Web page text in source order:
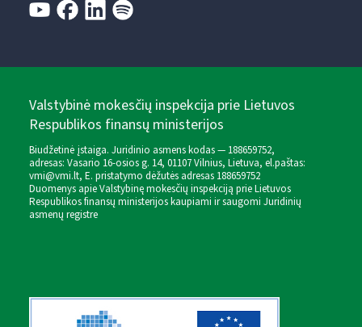
Valstybinė mokesčių inspekcija prie Lietuvos
Respublikos finansų ministerijos
Biudžetinė įstaiga. Juridinio asmens kodas — 188659752,
adresas: Vasario 16-osios g. 14, 01107 Vilnius, Lietuva, el.paštas:
vmi@vmi.lt, E. pristatymo dėžutės adresas 188659752
Duomenys apie Valstybinę mokesčių inspekciją prie Lietuvos
Respublikos finansų ministerijos kaupiami ir saugomi Juridinių
asmenų registre